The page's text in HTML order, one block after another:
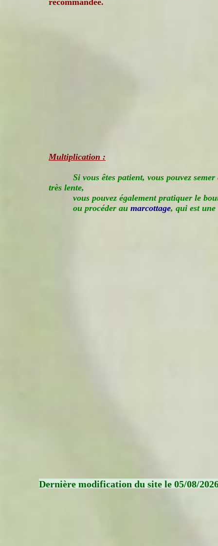
recommandée.
Multiplication :
Si vous êtes patient, vous pouvez
très lente,
vous pouvez également pratiquer le
ou procéder au marcottage, qui est
Dernière modification du site le 05/08/